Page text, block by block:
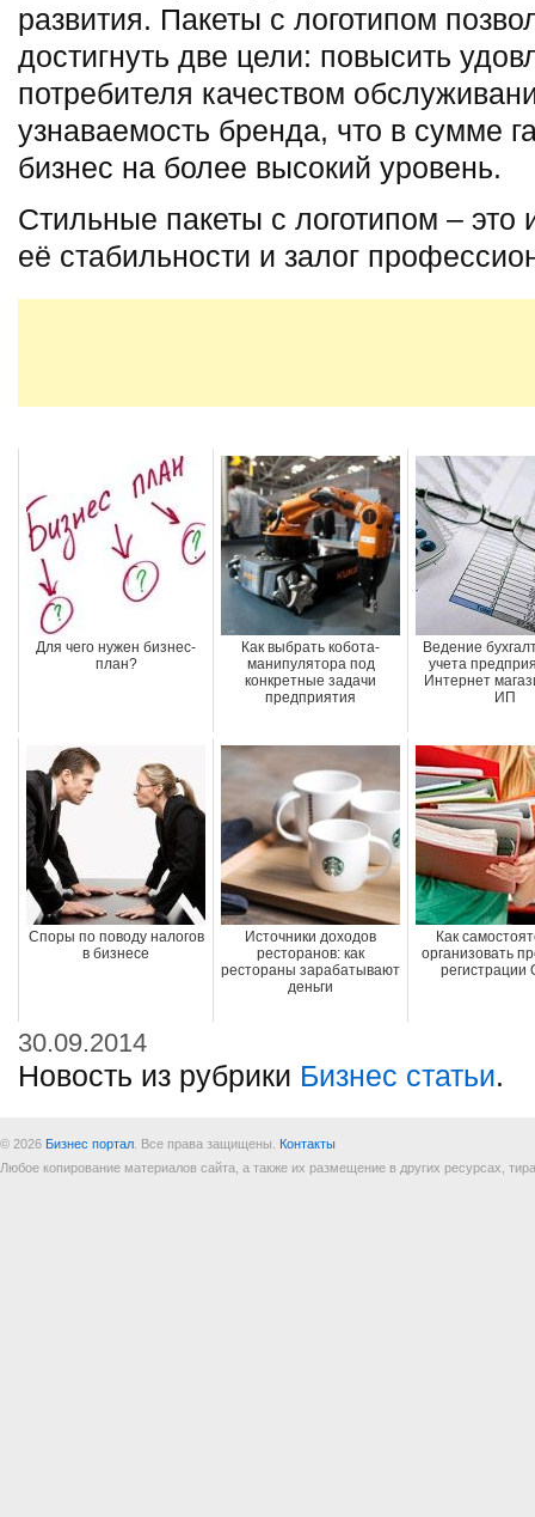
развития. Пакеты с логотипом
достигнуть две цели: повысить
потребителя качеством
узнаваемость бренда, что в сумме
бизнес на более высокий уровень.
Стильные пакеты с логотипом –
её стабильности и залог
Для чего нужен бизнес-
план?
Как выбрать кобота-
манипулятора под
конкретные задачи
предприятия
Ведение
учета
Интернет
ИП
Споры по поводу налогов
в бизнесе
Источники доходов
ресторанов: как
рестораны зарабатывают
деньги
Как
организовать
30.09.2014
Новость из рубрики Бизнес статьи.
© 2026 Бизнес портал . Все права защищены. Контакты
Любое копирование материалов сайта, а также их размещение в других ресурсах,